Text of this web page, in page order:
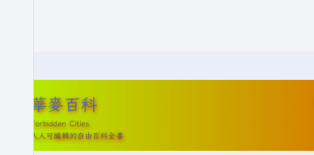
華麥百科
Forbidden Cities
人人可編輯的自由百科全書